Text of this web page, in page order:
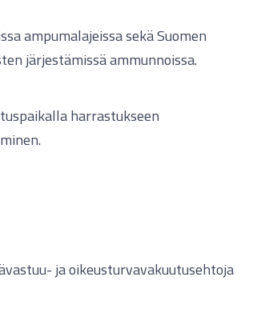
ampumalajeissa sekä Suomen
järjestämissä ammunnoissa.
harrastukseen
ja oikeusturvavakuutusehtoja